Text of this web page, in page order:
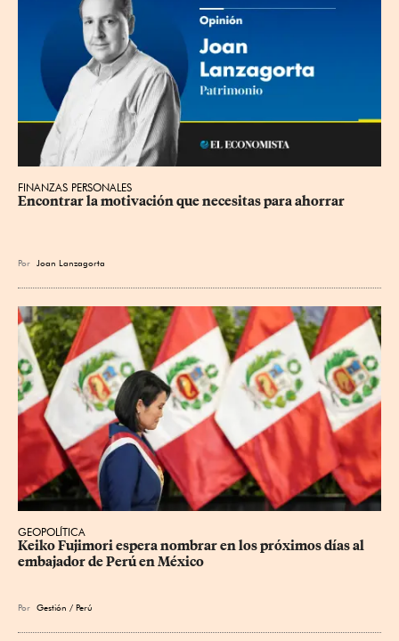
FINANZAS PERSONALES
Encontrar la motivación que necesitas para ahorrar
Por Joan Lanzagorta
GEOPOLÍTICA
Keiko Fujimori espera nombrar en los próximos días al
embajador de Perú en México
Por Gestión / Perú